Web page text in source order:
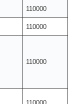
110000
110000
110000